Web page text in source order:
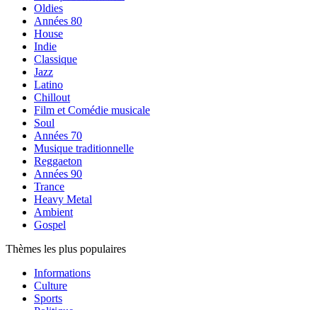
Oldies
Années 80
House
Indie
Classique
Jazz
Latino
Chillout
Film et Comédie musicale
Soul
Années 70
Musique traditionnelle
Reggaeton
Années 90
Trance
Heavy Metal
Ambient
Gospel
Thèmes les plus populaires
Informations
Culture
Sports